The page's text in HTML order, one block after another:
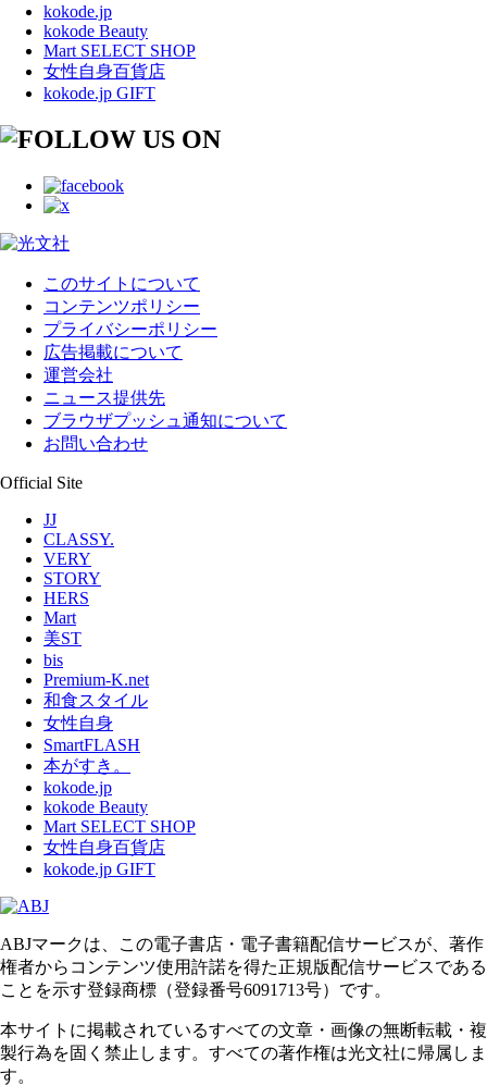
kokode.jp
kokode Beauty
Mart SELECT SHOP
女性自身百貨店
kokode.jp GIFT
このサイトについて
コンテンツポリシー
プライバシーポリシー
広告掲載について
運営会社
ニュース提供先
ブラウザプッシュ通知について
お問い合わせ
Official Site
JJ
CLASSY.
VERY
STORY
HERS
Mart
美ST
bis
Premium-K.net
和食スタイル
女性自身
SmartFLASH
本がすき。
kokode.jp
kokode Beauty
Mart SELECT SHOP
女性自身百貨店
kokode.jp GIFT
ABJマークは、この電子書店・電子書籍配信サービスが、著作
権者からコンテンツ使用許諾を得た正規版配信サービスである
ことを示す登録商標（登録番号6091713号）です。
本サイトに掲載されているすべての文章・画像の無断転載・複
製行為を固く禁止します。すべての著作権は光文社に帰属しま
す。